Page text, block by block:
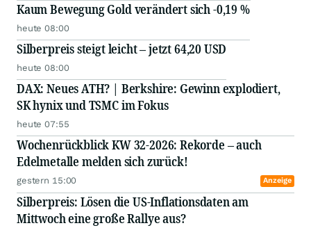
Kaum Bewegung Gold verändert sich -0,19 %
heute 08:00
Silberpreis steigt leicht – jetzt 64,20 USD
heute 08:00
DAX: Neues ATH? | Berkshire: Gewinn explodiert,
SK hynix und TSMC im Fokus
heute 07:55
Wochenrückblick KW 32-2026: Rekorde – auch
Edelmetalle melden sich zurück!
gestern 15:00 Anzeige
Silberpreis: Lösen die US-Inflationsdaten am
Mittwoch eine große Rallye aus?